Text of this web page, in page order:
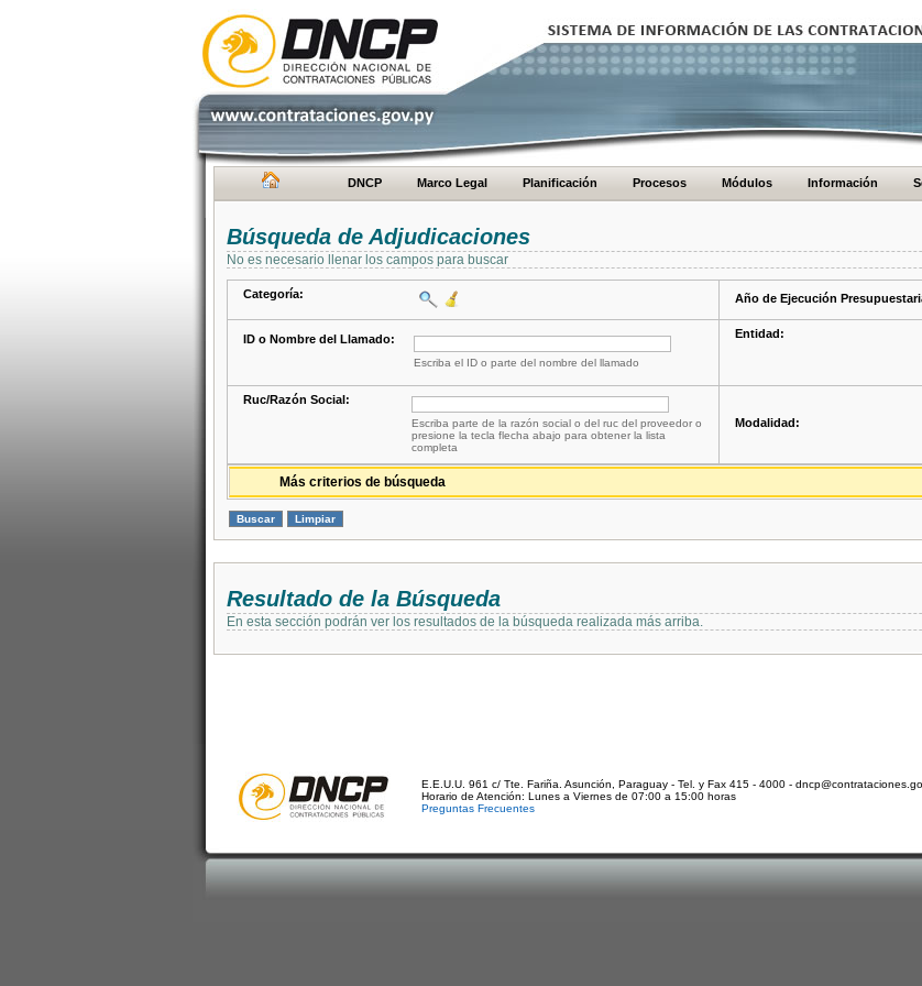
DNCP Marco Legal Planificación Procesos Módulos Información
Búsqueda de Adjudicaciones
No es necesario llenar los campos para buscar
Categoría: Año de Ejecución
ID o Nombre del Llamado:
Escriba el ID o parte del nombre del llamado
Entidad:
Ruc/Razón Social:
Escriba parte de la razón social o del ruc del proveedor o
presione la tecla flecha abajo para obtener la lista
completa
Modalidad:
Más criterios de búsqueda
Resultado de la Búsqueda
En esta sección podrán ver los resultados de la búsqueda realizada más arriba.
E.E.U.U. 961 c/ Tte. Fariña. Asunción, Paraguay - Tel. y Fax 415 - 4000 -
Horario de Atención: Lunes a Viernes de 07:00 a 15:00 horas
Preguntas Frecuentes